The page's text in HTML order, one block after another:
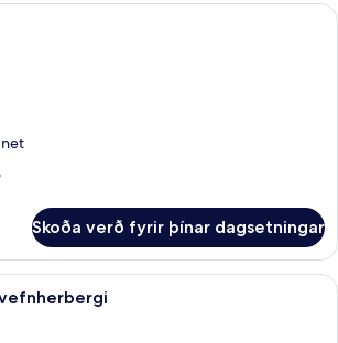
Forsetaherbergi | Rúmföt úr
Skoða verð fyrir þínar dagsetningar
Rúmföt úr egypskri bómull, rúmföt